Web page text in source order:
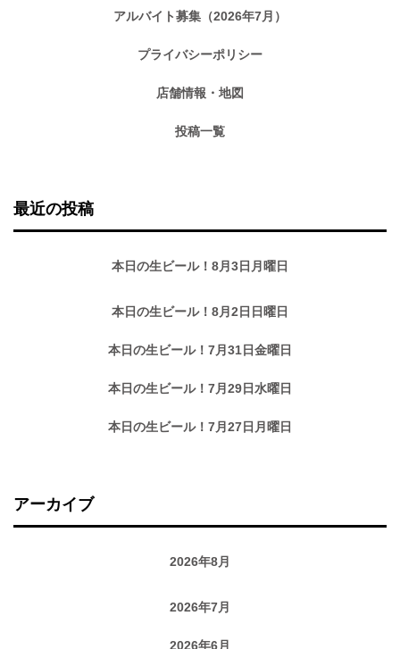
アルバイト募集（2026年7月）
プライバシーポリシー
店舗情報・地図
投稿一覧
最近の投稿
本日の生ビール！8月3日月曜日
本日の生ビール！8月2日日曜日
本日の生ビール！7月31日金曜日
本日の生ビール！7月29日水曜日
本日の生ビール！7月27日月曜日
アーカイブ
2026年8月
2026年7月
2026年6月